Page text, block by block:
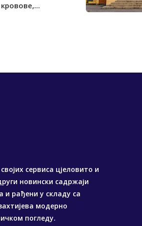
сервиса цјеловито и
новински садржаји
и рађени у складу са
модерно
погледу.